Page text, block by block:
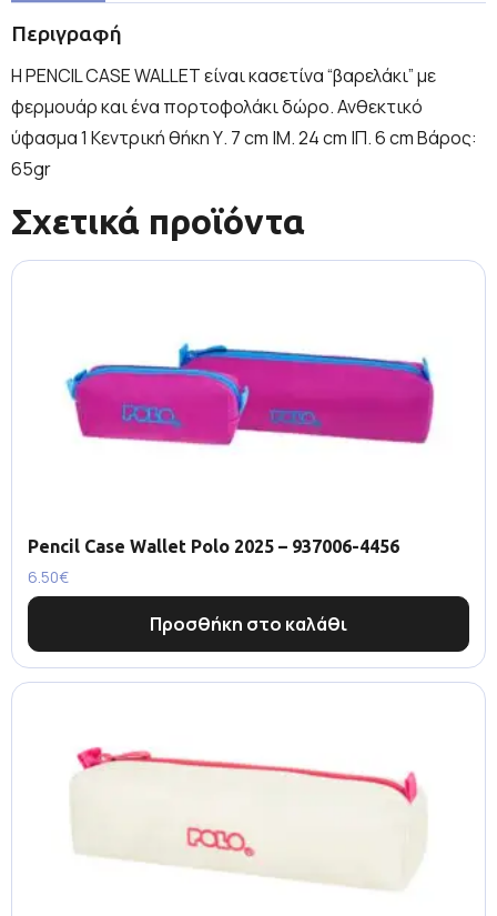
Περιγραφή
Η PENCIL CASE WALLET είναι κασετίνα “βαρελάκι” με
φερμουάρ και ένα πορτοφολάκι δώρο. Ανθεκτικό
ύφασμα 1 Κεντρική θήκη Υ. 7 cm |Μ. 24 cm |Π. 6 cm Βάρος:
65gr
Σχετικά προϊόντα
Pencil Case Wallet Polo 2025 – 937006-4456
6.50€
Προσθήκη στο καλάθι